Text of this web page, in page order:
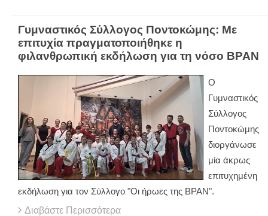
Γυμναστικός Σύλλογος Ποντοκώμης: Με
επιτυχία πραγματοποιήθηκε η
φιλανθρωπική εκδήλωση για τη νόσο BPAN
Ο
Γυμναστικός
Σύλλογος
Ποντοκώμης
διοργάνωσε
μία άκρως
επιτυχημένη
εκδήλωση για τον Σύλλογο "Οι ήρωες της BPAN".
Διαβάστε Περισσότερα